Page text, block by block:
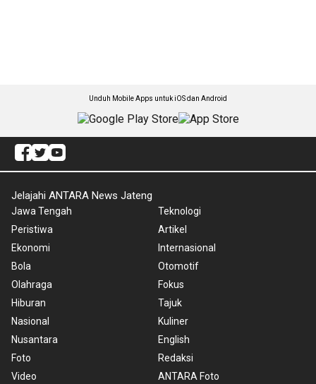
Unduh Mobile Apps untuk iOS dan Android
Jelajahi ANTARA News Jateng
Jawa Tengah
Peristiwa
Ekonomi
Bola
Olahraga
Hiburan
Nasional
Nusantara
Foto
Video
Teknologi
Artikel
Internasional
Otomotif
Fokus
Tajuk
Kuliner
English
Redaksi
ANTARA Foto